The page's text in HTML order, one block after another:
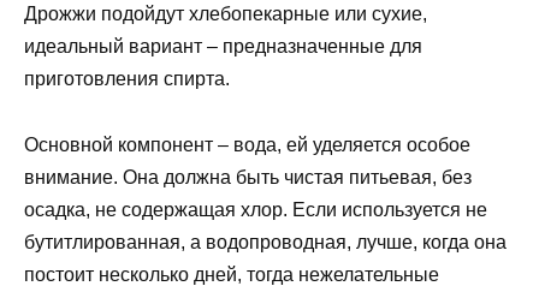
Дрожжи подойдут хлебопекарные или сухие,
идеальный вариант – предназначенные для
приготовления спирта.
Основной компонент – вода, ей уделяется особое
внимание. Она должна быть чистая питьевая, без
осадка, не содержащая хлор. Если используется не
бутитлированная, а водопроводная, лучше, когда она
постоит несколько дней, тогда нежелательные